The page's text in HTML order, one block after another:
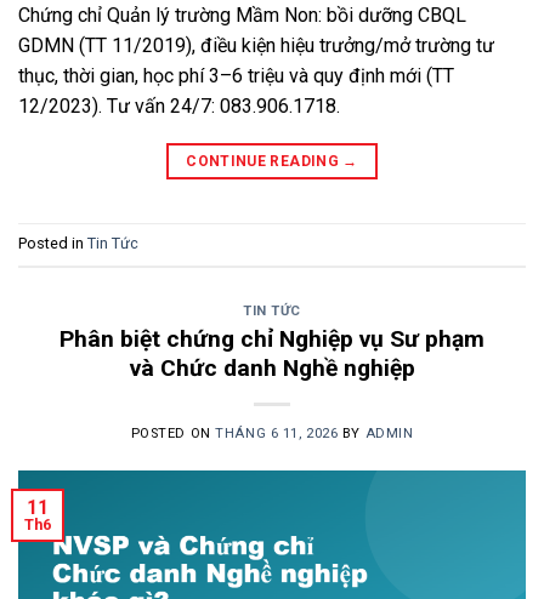
Chứng chỉ Quản lý trường Mầm Non: bồi dưỡng CBQL
GDMN (TT 11/2019), điều kiện hiệu trưởng/mở trường tư
thục, thời gian, học phí 3–6 triệu và quy định mới (TT
12/2023). Tư vấn 24/7: 083.906.1718.
CONTINUE READING →
Posted in Tin Tức
TIN TỨC
Phân biệt chứng chỉ Nghiệp vụ Sư phạm
và Chức danh Nghề nghiệp
POSTED ONTHÁNG 6 11, 2026 BY ADMIN
11
Th6